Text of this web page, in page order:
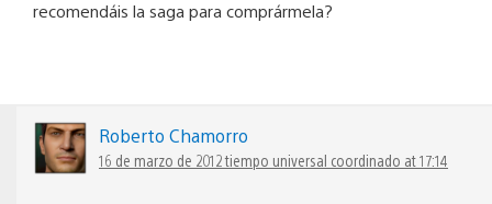
recomendáis la saga para comprármela?
Roberto Chamorro
16 de marzo de 2012 tiempo universal coordinado at 17:14